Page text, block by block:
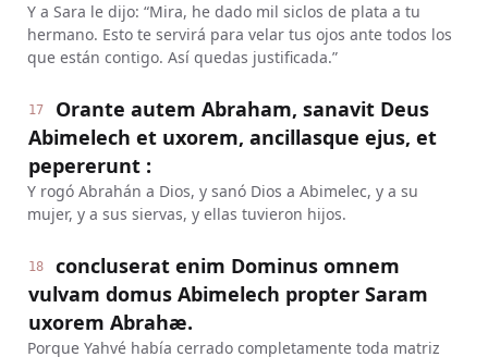
Y a Sara le dijo: “Mira, he dado mil siclos de plata a tu
hermano. Esto te servirá para velar tus ojos ante todos los
que están contigo. Así quedas justificada.”
17
Orante autem Abraham, sanavit Deus
Abimelech et uxorem, ancillasque ejus, et
pepererunt :
Y rogó Abrahán a Dios, y sanó Dios a Abimelec, y a su
mujer, y a sus siervas, y ellas tuvieron hijos.
18
concluserat enim Dominus omnem
vulvam domus Abimelech propter Saram
uxorem Abrahæ.
Porque Yahvé había cerrado completamente toda matriz